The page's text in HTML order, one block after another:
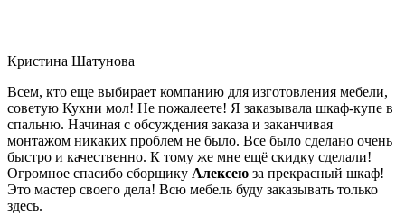
Кристина Шатунова
Всем, кто еще выбирает компанию для изготовления мебели,
советую Кухни мол! Не пожалеете! Я заказывала шкаф-купе в
спальню. Начиная с обсуждения заказа и заканчивая
монтажом никаких проблем не было. Все было сделано очень
быстро и качественно. К тому же мне ещё скидку сделали!
Огромное спасибо сборщику Алексею за прекрасный шкаф!
Это мастер своего дела! Всю мебель буду заказывать только
здесь.